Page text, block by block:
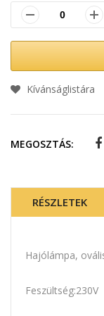
Kívánságlistára
MEGOSZTÁS:
RÉSZLETEK
Hajólámpa,
Feszültség:230V